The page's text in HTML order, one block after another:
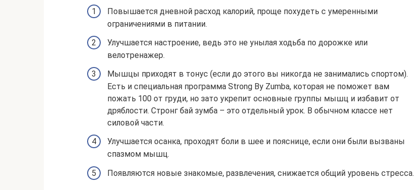
Повышается дневной расход калорий, проще похудеть с умеренными
ограничениями в питании.
Улучшается настроение, ведь это не унылая ходьба по дорожке или
велотренажер.
Мышцы приходят в тонус (если до этого вы никогда не занимались спортом).
Есть и специальная программа Strong By Zumba, которая не поможет вам
пожать 100 от груди, но зато укрепит основные группы мышц и избавит от
дряблости. Стронг бай зумба – это отдельный урок. В обычном классе нет
силовой части.
Улучшается осанка, проходят боли в шее и пояснице, если они были вызваны
спазмом мышц.
Появляются новые знакомые, развлечения, снижается общий уровень стресса.